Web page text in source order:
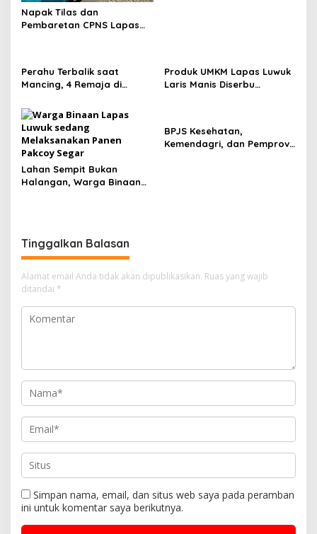
Napak Tilas dan
Pembaretan CPNS Lapas
Perahu Terbalik saat
Mancing, 4 Remaja di
Jam Terombang-ambing di
Laut
Produk UMKM Lapas Luwuk
Laris Manis Diserbu
Lahan Sempit Bukan
Halangan, Warga Binaan
BPJS Kesehatan,
Kemendagri, dan Pemprov
Tinggalkan Balasan
Alamat email Anda tidak akan dipublikasikan. Ruas yang wajib
ditandai *
Simpan nama, email, dan situs web saya pada peramban
ini untuk komentar saya berikutnya.